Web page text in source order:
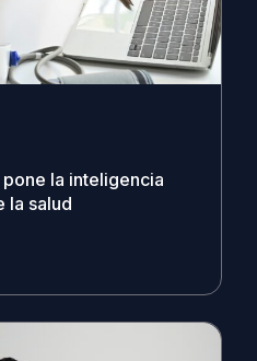
la inteligencia
la salud